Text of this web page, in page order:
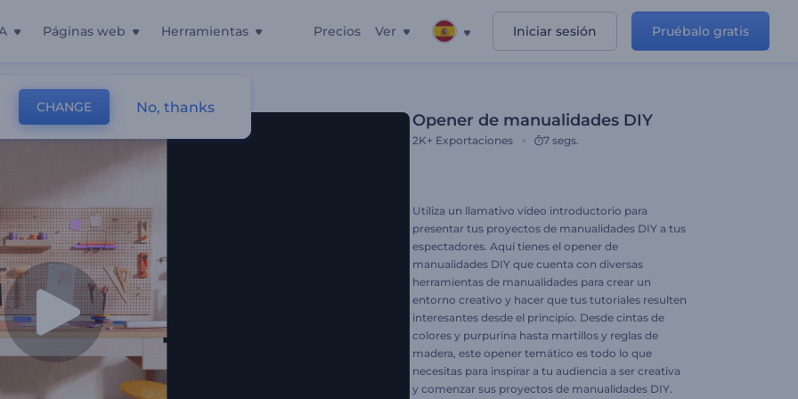
Páginas web Herramientas Precios Ver Iniciar sesión Pruébalo gratis
Opener de manualidades DIY
2K+ Exportaciones 7 segs.
Utiliza un llamativo vídeo introductorio para
presentar tus proyectos de manualidades DIY a tus
espectadores. Aquí tienes el opener de
manualidades DIY que cuenta con diversas
herramientas de manualidades para crear un
entorno creativo y hacer que tus tutoriales resulten
interesantes desde el principio. Desde cintas de
colores y purpurina hasta martillos y reglas de
madera, este opener temático es todo lo que
necesitas para inspirar a tu audiencia a ser creativa
y comenzar sus proyectos de manualidades DIY.
CHANGE No, thanks